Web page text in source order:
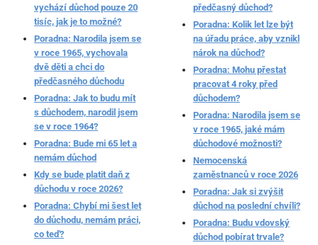
vychází důchod pouze 20
tisíc, jak je to možné?
Poradna: Narodila jsem se
v roce 1965, vychovala
dvě děti a chci do
předčasného důchodu
Poradna: Jak to budu mít
s důchodem, narodil jsem
se v roce 1964?
Poradna: Bude mi 65 let a
nemám důchod
Kdy se bude platit daň z
důchodu v roce 2026?
Poradna: Chybí mi šest let
do důchodu, nemám práci,
co teď?
předčasný důchod?
Poradna: Kolik let lze být
na úřadu práce, aby vznikl
nárok na důchod?
Poradna: Mohu přestat
pracovat 4 roky před
důchodem?
Poradna: Narodila jsem se
v roce 1965, jaké mám
důchodové možnosti?
Nemocenská
zaměstnanců v roce 2026
Poradna: Jak si zvýšit
důchod na poslední chvíli?
Poradna: Budu vdovský
důchod pobírat trvale?